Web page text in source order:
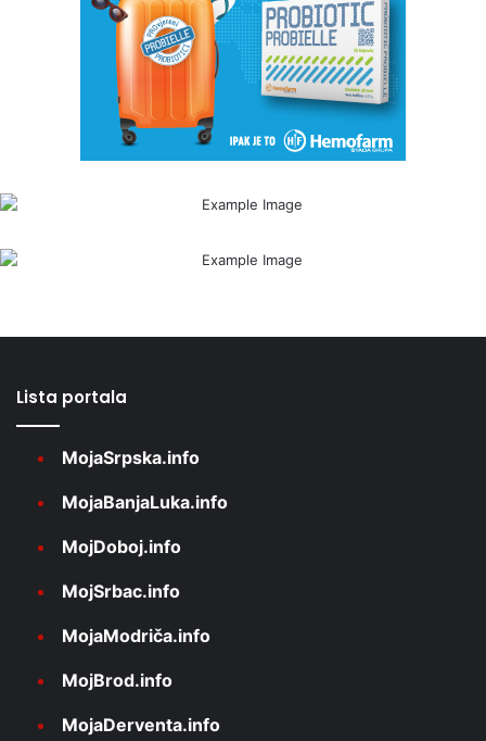
Lista portala
MojaSrpska.info
MojaBanjaLuka.info
MojDoboj.info
MojSrbac.info
MojaModriča.info
MojBrod.info
MojaDerventa.info